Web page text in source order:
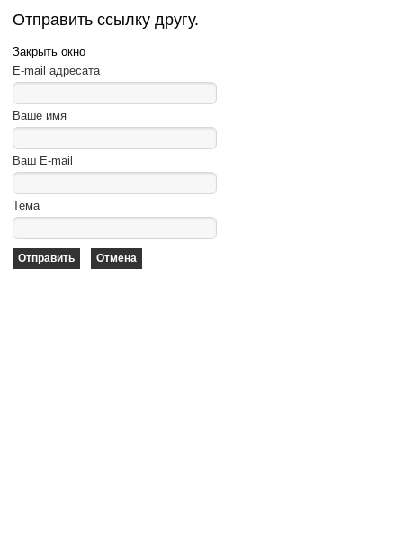
Отправить ссылку другу.
Закрыть окно
E-mail адресата
Ваше имя
Ваш E-mail
Тема
Отправить Отмена